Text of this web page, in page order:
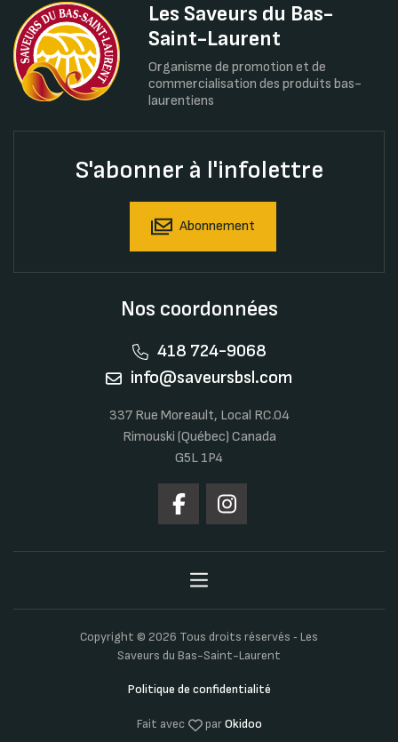
Les Saveurs du Bas-
Saint-Laurent
Organisme de promotion et de
commercialisation des produits bas-
laurentiens
S'abonner à l'infolettre
Abonnement
Nos coordonnées
418 724-9068
info@saveursbsl.com
337 Rue Moreault, Local RC.04
Rimouski (Québec) Canada
G5L 1P4
Copyright © 2026 Tous droits réservés ‐ Les
Saveurs du Bas-Saint-Laurent
Politique de confidentialité
Fait avec parOkidoo